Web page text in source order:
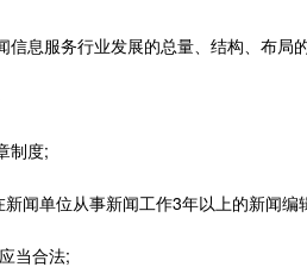
息服务行业发展的总量、结构、布局
制度;
闻单位从事新闻工作3年以上的新闻编
当合法;